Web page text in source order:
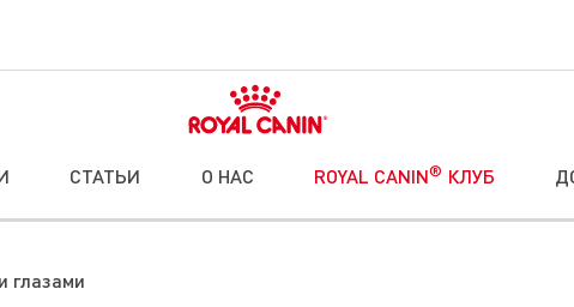
СТАТЬИ О НАС ROYAL CANIN® КЛУБ
глазами